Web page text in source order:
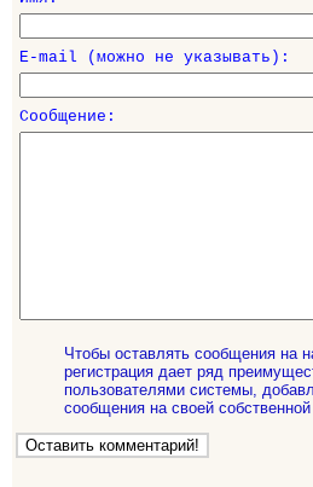
E-mail (можно не указывать):
Сообщение:
Чтобы оставлять сообщения на
регистрация дает ряд
пользователями системы,
сообщения на своей